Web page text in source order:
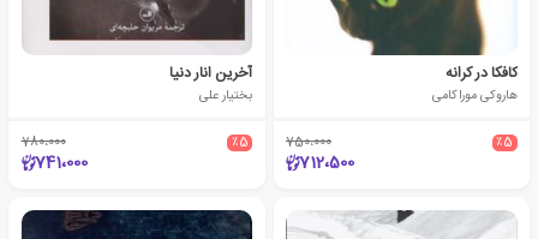
کافکا در کرانه
هاروکی موراکامی
٪5 750،000
712،500
آخرین انار دنیا
بختیار علی
٪5 780،000
741،000